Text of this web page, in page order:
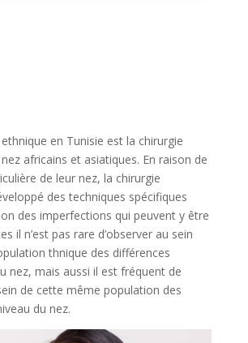
en Tunisie est la chirurgie
africains et asiatiques. En raison de
de leur nez, la chirurgie
des techniques spécifiques
des imperfections qui peuvent y être
il n’est pas rare d’observer au sein
thnique des différences
nez, mais aussi il est fréquent de
de cette même population des
du nez.